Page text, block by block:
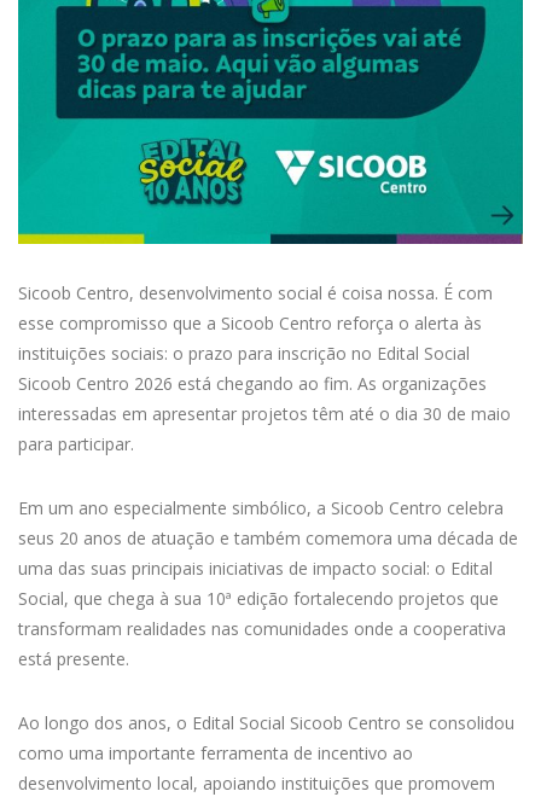
Sicoob Centro, desenvolvimento social é coisa nossa. É com
esse compromisso que a Sicoob Centro reforça o alerta às
instituições sociais: o prazo para inscrição no Edital Social
Sicoob Centro 2026 está chegando ao fim. As organizações
interessadas em apresentar projetos têm até o dia 30 de maio
para participar.
Em um ano especialmente simbólico, a Sicoob Centro celebra
seus 20 anos de atuação e também comemora uma década de
uma das suas principais iniciativas de impacto social: o Edital
Social, que chega à sua 10ª edição fortalecendo projetos que
transformam realidades nas comunidades onde a cooperativa
está presente.
Ao longo dos anos, o Edital Social Sicoob Centro se consolidou
como uma importante ferramenta de incentivo ao
desenvolvimento local, apoiando instituições que promovem